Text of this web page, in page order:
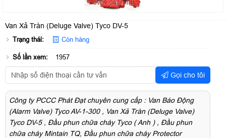
Van Xả Tràn (Deluge Valve) Tyco DV-5
Trạng thái: Còn hàng
Số lần xem: 1957
Gọi cho tôi
Công ty PCCC Phát Đạt chuyên cung cấp : Van Báo Động
(Alarm Valve) Tyco AV-1-300 , Van Xả Tràn (Deluge Valve)
Tyco DV-5 , Đầu phun chữa cháy Tyco ( Anh ) , Đầu phun
chữa cháy Mintain TQ, Đầu phun chữa cháy Protector